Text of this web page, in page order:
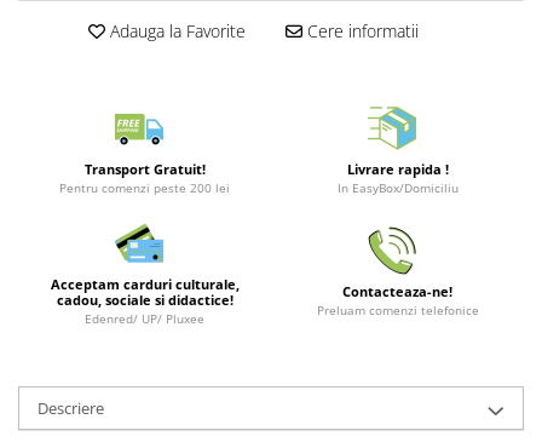
Merch Lex Hobby Store
Cani/Pahare
Brelocuri
Decoratiuni
Carti
Adauga la Favorite Cere informatii
Transport Gratuit!
Pentru comenzi peste 200 lei
Livrare rapida !
In EasyBox/Domiciliu
Acceptam carduri culturale,
cadou, sociale si didactice!
Edenred/ UP/ Pluxee
Contacteaza-ne!
Preluam comenzi telefonice
Descriere